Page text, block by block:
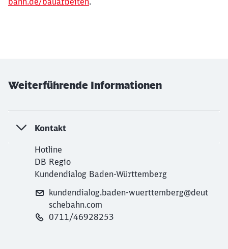
Weiterführende Informationen
Kontakt
Hotline
DB Regio
Kundendialog Baden-Württemberg
kundendialog.baden-wuerttemberg@deut
schebahn.com
0711/46928253
werden?